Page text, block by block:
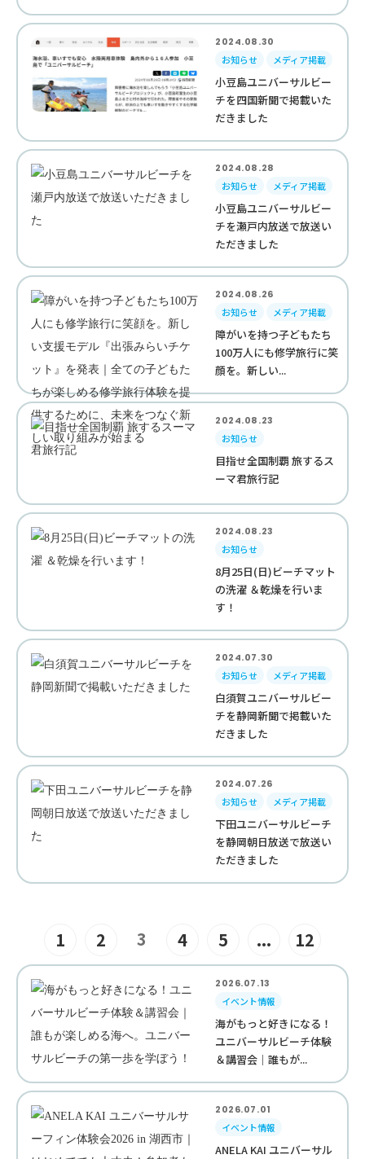
2024.08.30
お知らせ
メディア掲載
小豆島ユニバーサルビー
チを四国新聞で掲載いた
だきました
2024.08.28
お知らせ
メディア掲載
小豆島ユニバーサルビー
チを瀬戸内放送で放送い
ただきました
2024.08.26
お知らせ
メディア掲載
障がいを持つ子どもたち
100万人にも修学旅行に笑
顔を。新しい...
2024.08.23
お知らせ
目指せ全国制覇 旅するス
ーマ君旅行記
2024.08.23
お知らせ
8月25日(日)ビーチマット
の洗濯 ＆乾燥を行いま
す！
2024.07.30
お知らせ
メディア掲載
白須賀ユニバーサルビー
チを静岡新聞で掲載いた
だきました
2024.07.26
お知らせ
メディア掲載
下田ユニバーサルビーチ
を静岡朝日放送で放送い
ただきました
1 2 3 4 5 ... 12
2026.07.13
イベント情報
海がもっと好きになる！
ユニバーサルビーチ体験
＆講習会｜誰もが...
2026.07.01
イベント情報
ANELA KAI ユニバーサル